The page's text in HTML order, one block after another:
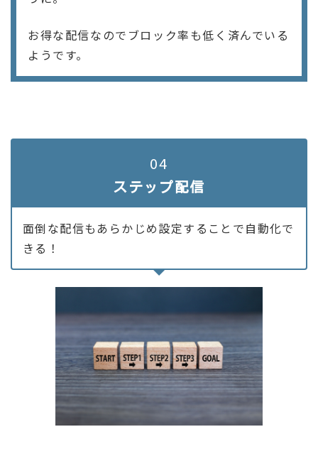
お得な配信なのでブロック率も低く済んでいる
ようです。
04
ステップ配信
面倒な配信もあらかじめ設定することで自動化で
きる！